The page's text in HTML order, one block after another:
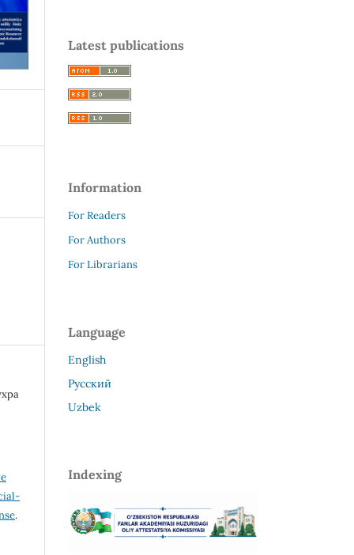
.
Latest publications
Information
For Readers
For Authors
For Librarians
Language
English
Русский
Uzbek
Indexing